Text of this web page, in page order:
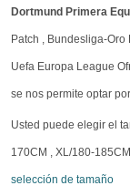
Dortmund Primera
Patch , Bundesliga-
Uefa Europa League
se nos permite optar
Usted puede elegir el
170CM , XL/180-
selección de tamaño